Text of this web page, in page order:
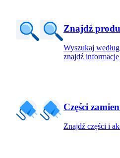
Znajdź
Wyszukaj
znajdź
Części
Znajdź części i